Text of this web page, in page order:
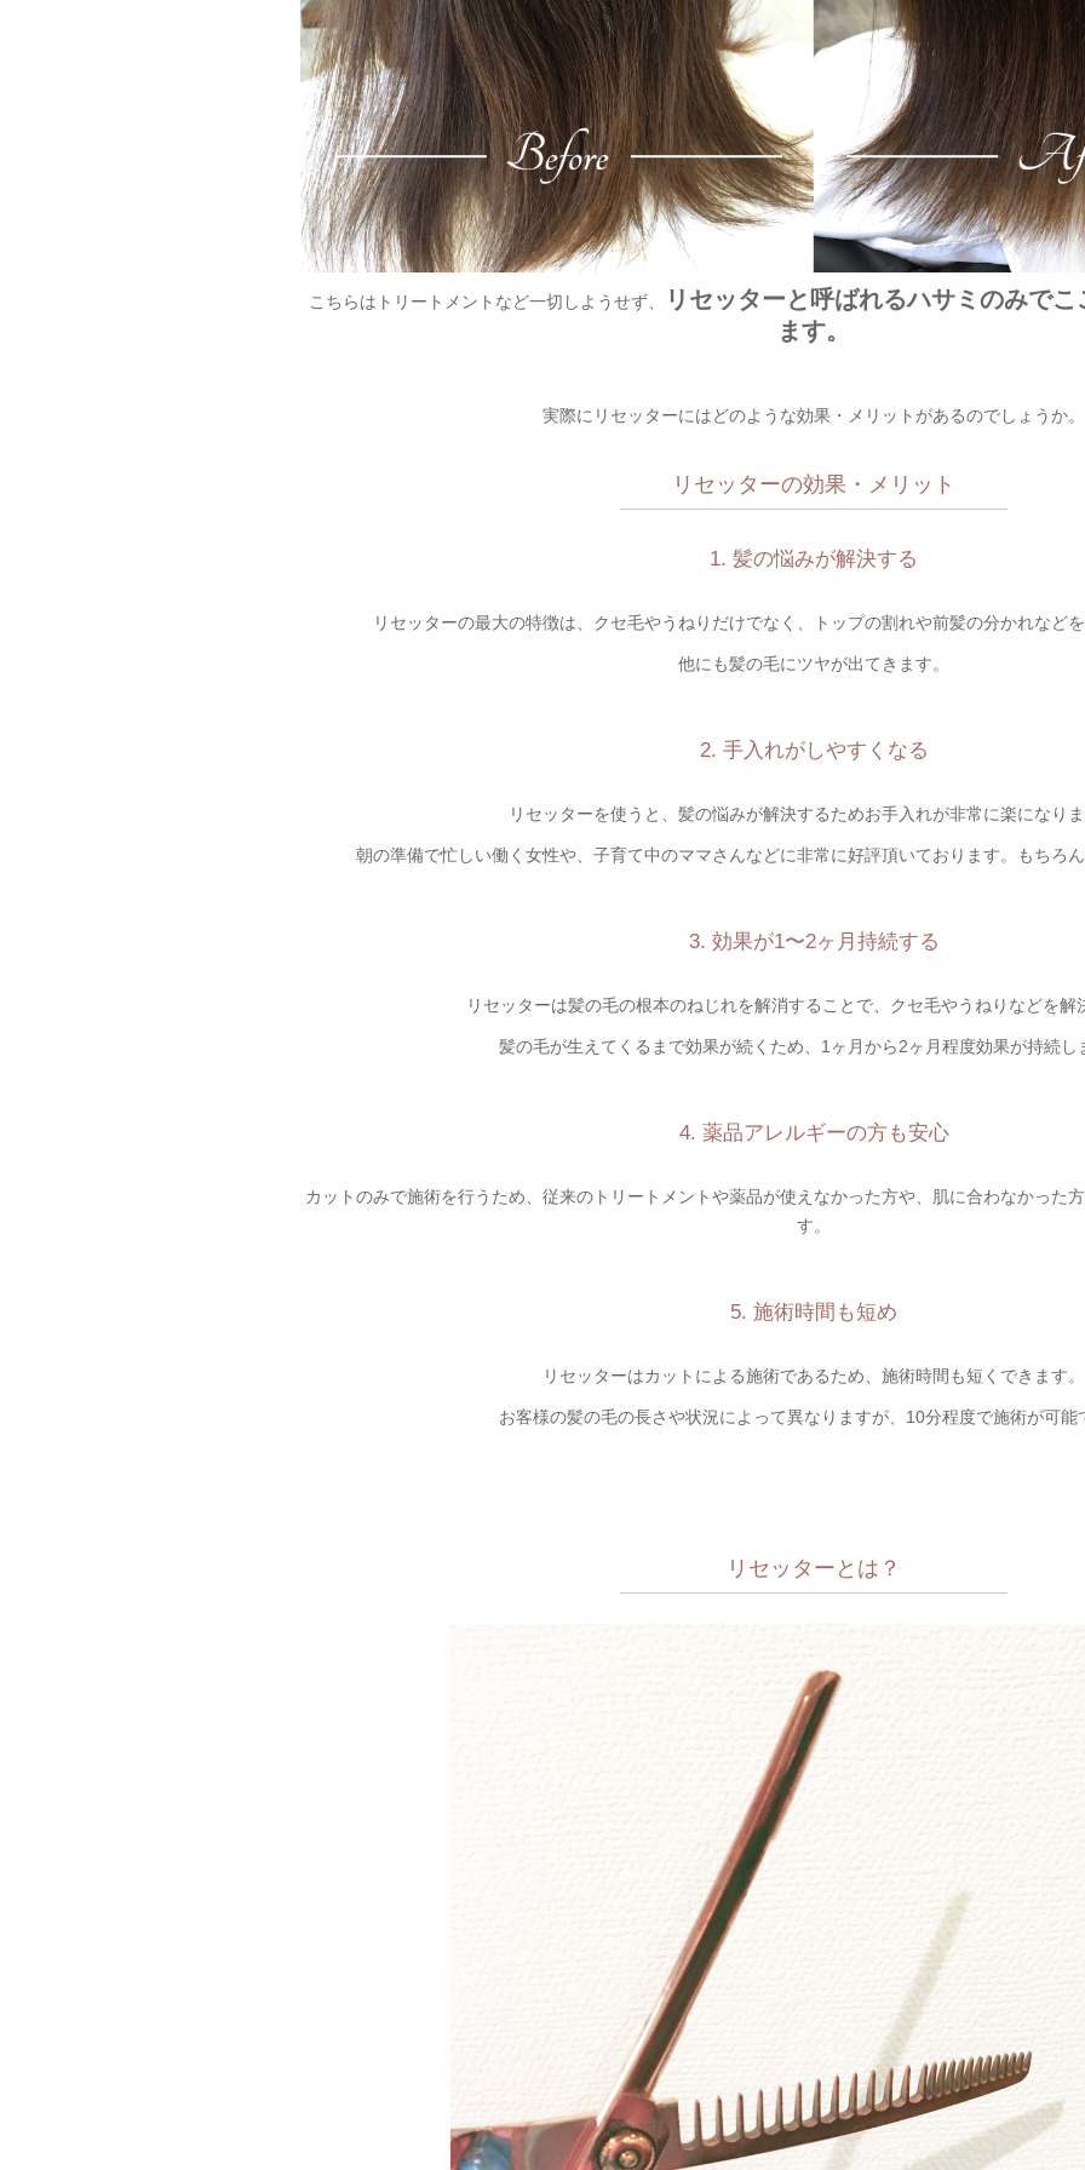
こちらはトリートメントなど一切しようせず、
リセッターと呼ばれるハサミのみで
ます。
実際にリセッターにはどのような効果・メリットがあるのでしょうか。
リセッターの効果・メリット
1. 髪の悩みが解決する
リセッターの最大の特徴は、クセ毛やうねりだけでなく、トップの割れや前髪の分かれなど
他にも髪の毛にツヤが出てきます。
2. 手入れがしやすくなる
リセッターを使うと、髪の悩みが解決するためお手入れが非常に楽になり
朝の準備で忙しい働く女性や、子育て中のママさんなどに非常に好評頂いております。もちろ
3. 効果が1〜2ヶ月持続する
リセッターは髪の毛の根本のねじれを解消することで、クセ毛やうねりなどを解
髪の毛が生えてくるまで効果が続くため、1ヶ月から2ヶ月程度効果が持続し
4. 薬品アレルギーの方も安心
カットのみで施術を行うため、従来のトリートメントや薬品が使えなかった方や、肌に合わなかった
す。
5. 施術時間も短め
リセッターはカットによる施術であるため、施術時間も短くできます。
お客様の髪の毛の長さや状況によって異なりますが、10分程度で施術が可能
リセッターとは？